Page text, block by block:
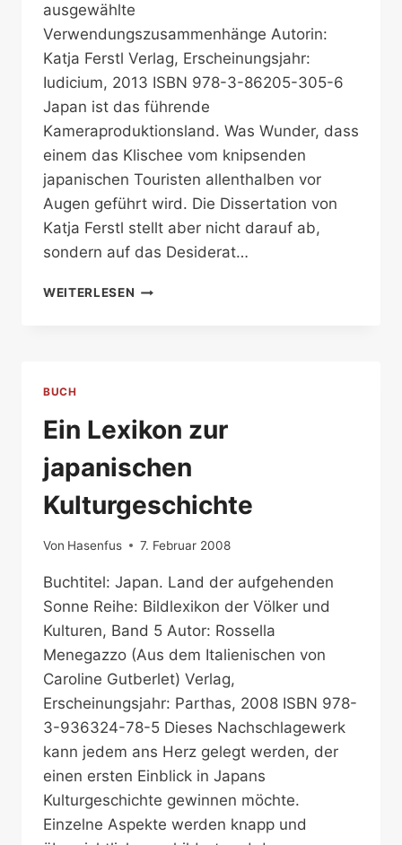
ausgewählte
Verwendungszusammenhänge Autorin:
Katja Ferstl Verlag, Erscheinungsjahr:
Iudicium, 2013 ISBN 978-3-86205-305-6
Japan ist das führende
Kameraproduktionsland. Was Wunder, dass
einem das Klischee vom knipsenden
japanischen Touristen allenthalben vor
Augen geführt wird. Die Dissertation von
Katja Ferstl stellt aber nicht darauf ab,
sondern auf das Desiderat…
WEITERLESEN EINE
BUCH
Ein Lexikon zur
japanischen
Kulturgeschichte
Von Hasenfus 7. Februar 2008
Buchtitel: Japan. Land der aufgehenden
Sonne Reihe: Bildlexikon der Völker und
Kulturen, Band 5 Autor: Rossella
Menegazzo (Aus dem Italienischen von
Caroline Gutberlet) Verlag,
Erscheinungsjahr: Parthas, 2008 ISBN 978-
3-936324-78-5 Dieses Nachschlagewerk
kann jedem ans Herz gelegt werden, der
einen ersten Einblick in Japans
Kulturgeschichte gewinnen möchte.
Einzelne Aspekte werden knapp und